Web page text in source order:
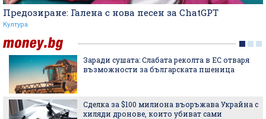
Предозиране: Галена с нова песен за ChatGPT
Култура
Заради сушата: Слабата реколта в ЕС отваря
възможности за българската пшеница
Сделка за $100 милиона въоръжава Украйна с
хиляди дронове, които убиват сами